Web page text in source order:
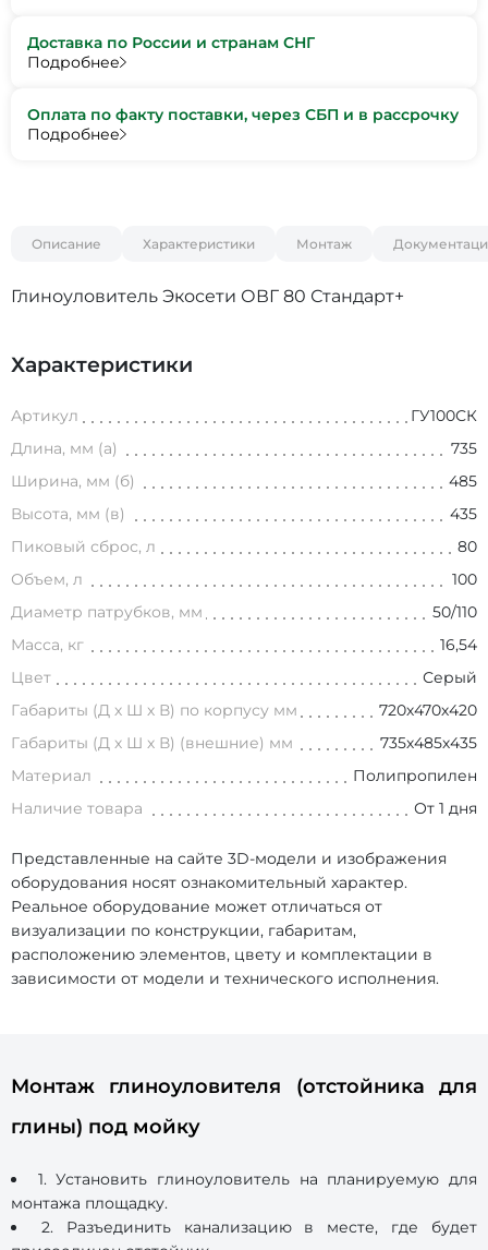
Доставка по России и странам СНГ
Подробнее
Оплата по факту поставки, через СБП и в рассрочку
Подробнее
Описание Характеристики Монтаж
Глиноуловитель Экосети ОВГ 80 Стандарт+
Характеристики
Артикул
ГУ100СК
Длина, мм (а)
735
Ширина, мм (б)
485
Высота, мм (в)
435
Пиковый сброс, л
80
Объем, л
100
Диаметр патрубков, мм
50/110
Масса, кг
16,54
Цвет
Серый
Габариты (Д х Ш х В) по корпусу мм
720х470х420
Габариты (Д х Ш х В) (внешние) мм
735х485х435
Материал
Полипропилен
Наличие товара
От 1 дня
Представленные на сайте 3D-модели и изображения
оборудования носят ознакомительный характер.
Реальное оборудование может отличаться от
визуализации по конструкции, габаритам,
расположению элементов, цвету и комплектации в
зависимости от модели и технического исполнения.
Монтаж глиноуловителя (отстойника для
глины) под мойку
1. Установить глиноуловитель на планируемую для
монтажа площадку.
2. Разъединить канализацию в месте, где будет